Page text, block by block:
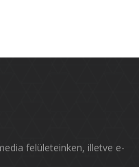
felületeinken, illetve e-